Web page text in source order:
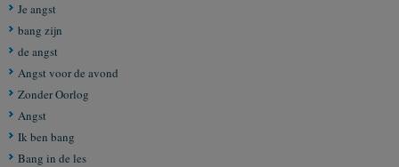
Je angst
bang zijn
de angst
Angst voor de avond
Zonder Oorlog
Angst
Ik ben bang
Bang in de les